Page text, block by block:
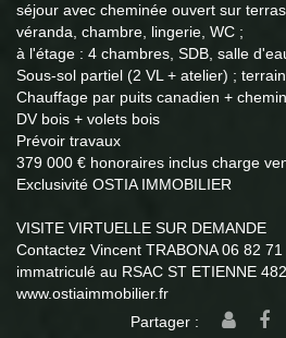
séjour avec cheminée ouvert sur
véranda, chambre, lingerie, WC ;
à l'étage : 4 chambres, SDB, salle
Sous-sol partiel (2 VL + atelier) ;
Chauffage par puits canadien +
DV bois + volets bois
Prévoir travaux
379 000 € honoraires inclus charge
Exclusivité OSTIA IMMOBILIER
VISITE VIRTUELLE SUR DEMANDE
Contactez Vincent TRABONA 06 82
immatriculé au RSAC ST ETIENNE
www.ostiaimmobilier.fr
Partager :